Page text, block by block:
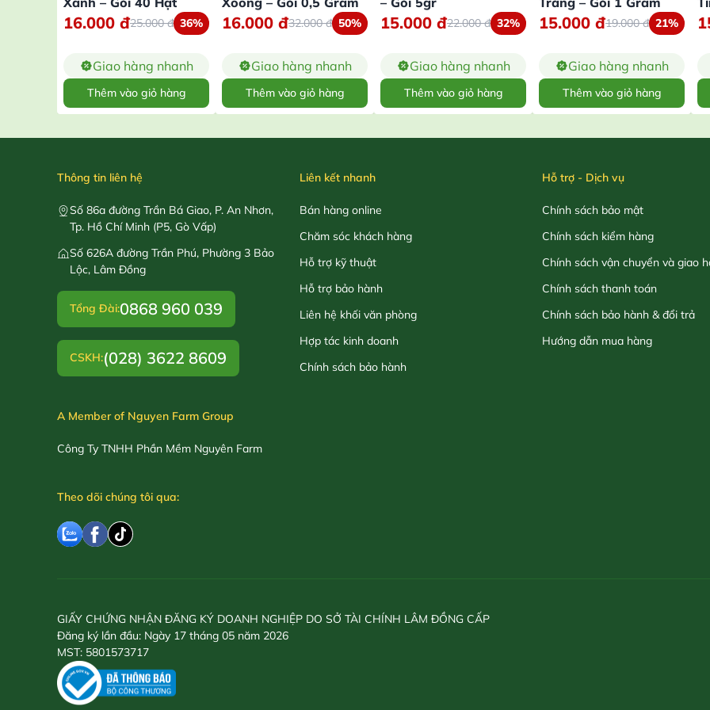
16.000 đ25.000đ 36%
Giao hàng nhanh
Thêm vào giỏ hàng
16.000 đ32.000đ 50%
Giao hàng nhanh
Thêm vào giỏ hàng
15.000 đ22.000đ 32%
Giao hàng nhanh
Thêm vào giỏ hàng
15.000 đ19.000đ 21%
Giao hàng nhanh
Thêm vào giỏ hàng
Thông tin liên hệ
Số 86a đường Trần Bá Giao, P. An Nhơn,
Tp. Hồ Chí Minh (P5, Gò Vấp)
Số 626A đường Trần Phú, Phường 3 Bảo
Lộc, Lâm Đồng
Tổng Đài:0868 960 039
CSKH:(028) 3622 8609
A Member of Nguyen Farm Group
Công Ty TNHH Phần Mềm Nguyên Farm
Theo dõi chúng tôi qua:
Liên kết nhanh
Bán hàng online
Chăm sóc khách hàng
Hỗ trợ kỹ thuật
Hỗ trợ bảo hành
Liên hệ khối văn phòng
Hợp tác kinh doanh
Chính sách bảo hành
Hỗ trợ - Dịch vụ
Chính sách bảo mật
Chính sách kiểm hàng
Chính sách vận chuyển và giao
Chính sách thanh toán
Chính sách bảo hành & đổi trả
Hướng dẫn mua hàng
GIẤY CHỨNG NHẬN ĐĂNG KÝ DOANH NGHIỆP DO SỞ TÀI CHÍNH LÂM ĐỒNG CẤP
Đăng ký lần đầu: Ngày 17 tháng 05 năm 2026
MST: 5801573717